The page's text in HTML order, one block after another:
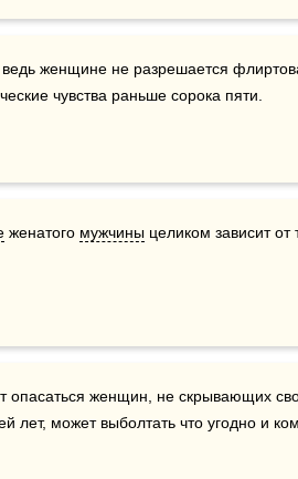
женщине не разрешается
чувства раньше сорока пяти.
женатого мужчины целиком зависит
опасаться женщин, не скрывающих
лет, может выболтать что угодно и